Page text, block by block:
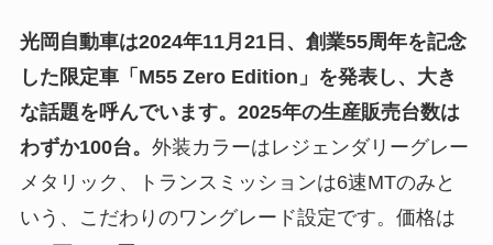
光岡自動車は2024年11月21日、創業55周年を記念
した限定車「M55 Zero Edition」を発表し、大き
な話題を呼んでいます。2025年の生産販売台数は
わずか100台。 外装カラーはレジェンダリーグレー
メタリック、トランスミッションは6速MTのみと
いう、こだわりのワングレード設定です。価格は